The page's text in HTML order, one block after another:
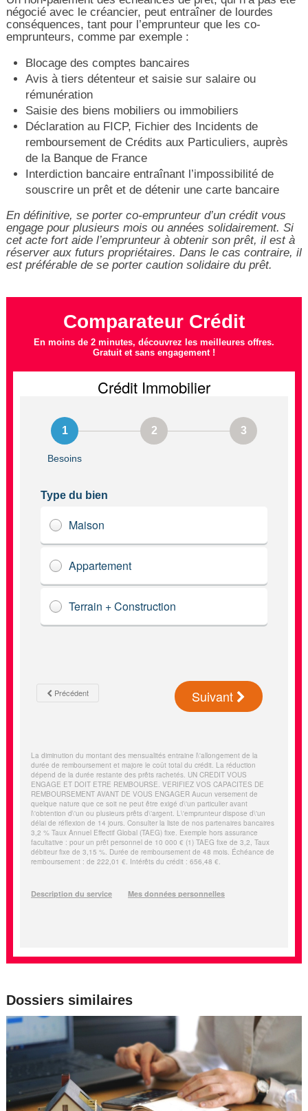
négocié avec le créancier, peut entraîner de lourdes
conséquences, tant pour l’emprunteur que les co-
emprunteurs, comme par exemple :
Blocage des comptes bancaires
Avis à tiers détenteur et saisie sur salaire ou
rémunération
Saisie des biens mobiliers ou immobiliers
Déclaration au FICP, Fichier des Incidents de
remboursement de Crédits aux Particuliers, auprès
de la Banque de France
Interdiction bancaire entraînant l’impossibilité de
souscrire un prêt et de détenir une carte bancaire
En définitive, se porter co-emprunteur d’un crédit vous
engage pour plusieurs mois ou années solidairement. Si
cet acte fort aide l’emprunteur à obtenir son prêt, il est à
réserver aux futurs propriétaires. Dans le cas contraire, il
est préférable de se porter caution solidaire du prêt.
Comparateur Crédit
En moins de 2 minutes, découvrez les meilleures offres.
Gratuit et sans engagement !
Dossiers similaires